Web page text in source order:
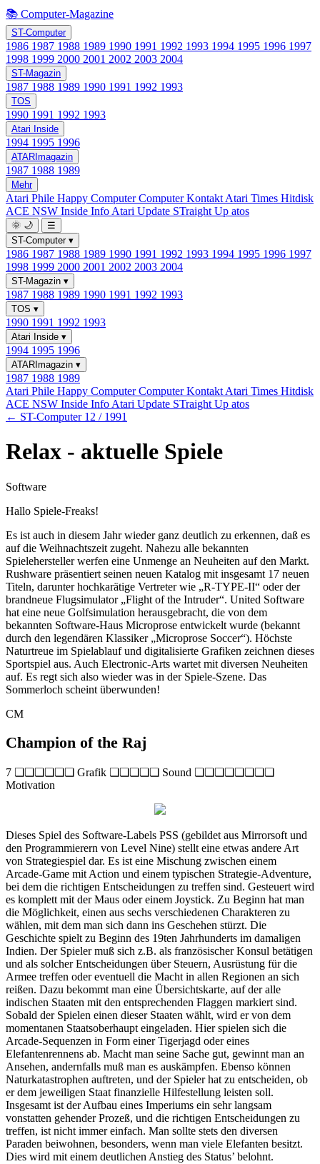
📚 Computer-Magazine
ST-Computer
1986 1987 1988 1989 1990 1991 1992 1993 1994 1995 1996 1997
1998 1999 2000 2001 2002 2003 2004
ST-Magazin
1987 1988 1989 1990 1991 1992 1993
TOS
1990 1991 1992 1993
Atari Inside
1994 1995 1996
ATARImagazin
1987 1988 1989
Mehr
Atari Phile Happy ComputerComputer Kontakt Atari Times Hitdisk
ACE NSW Inside Info Atari Update STraight Up atos
🌞 🌙
☰
ST-Computer ▾
1986 1987 1988 1989 1990 1991 1992 1993 1994 1995 1996 1997
1998 1999 2000 2001 2002 2003 2004
ST-Magazin ▾
1987 1988 1989 1990 1991 1992 1993
TOS ▾
1990 1991 1992 1993
Atari Inside ▾
1994 1995 1996
ATARImagazin ▾
1987 1988 1989
Atari Phile Happy ComputerComputer Kontakt Atari Times Hitdisk
ACE NSW Inside Info Atari Update STraight Up atos
← ST-Computer 12 / 1991
Relax - aktuelle Spiele
Software
Hallo Spiele-Freaks!
Es ist auch in diesem Jahr wieder ganz deutlich zu erkennen, daß es
auf die Weihnachtszeit zugeht. Nahezu alle bekannten
Spielehersteller werfen eine Unmenge an Neuheiten auf den Markt.
Rushware präsentiert seinen neuen Katalog mit insgesamt 17 neuen
Titeln, darunter hochkarätige Vertreter wie „R-TYPE-II“ oder der
brandneue Flugsimulator „Flight of the Intruder“. United Software
hat eine neue Golfsimulation herausgebracht, die von dem
bekannten Software-Haus Microprose entwickelt wurde (bekannt
durch den legendären Klassiker „Microprose Soccer“). Höchste
Naturtreue im Spielablauf und digitalisierte Grafiken zeichnen dieses
Sportspiel aus. Auch Electronic-Arts wartet mit diversen Neuheiten
auf. Es regt sich also wieder was in der Spiele-Szene. Das
Sommerloch scheint überwunden!
CM
Champion of the Raj
7 ❏❏❏❏❏❏ Grafik ❏❏❏❏❏ Sound ❏❏❏❏❏❏❏❏
Motivation
Dieses Spiel des Software-Labels PSS (gebildet aus Mirrorsoft und
den Programmierern von Level Nine) stellt eine etwas andere Art
von Strategiespiel dar. Es ist eine Mischung zwischen einem
Arcade-Game mit Action und einem typischen Strategie-Adventure,
bei dem die richtigen Entscheidungen zu treffen sind. Gesteuert wird
es komplett mit der Maus oder einem Joystick. Zu Beginn hat man
die Möglichkeit, einen aus sechs verschiedenen Charakteren zu
wählen, mit dem man sich dann ins Geschehen stürzt. Die
Geschichte spielt zu Beginn des 19ten Jahrhunderts im damaligen
Indien. Der Spieler muß sich z.B. als französischer Konsul betätigen
und als solcher Entscheidungen über Steuern, Ausrüstung für die
Armee treffen oder eventuell die Macht in allen Regionen an sich
reißen. Dazu bekommt man eine Übersichtskarte, auf der alle
indischen Staaten mit den entsprechenden Flaggen markiert sind.
Sobald der Spielen einen dieser Staaten wählt, wird er von dem
momentanen Staatsoberhaupt eingeladen. Hier spielen sich die
Arcade-Sequenzen in Form einer Tigerjagd oder eines
Elefantenrennens ab. Macht man seine Sache gut, gewinnt man an
Ansehen, andernfalls muß man es auskämpfen. Ebenso können
Naturkatastrophen auftreten, und der Spieler hat zu entscheiden, ob
er dem jeweiligen Staat finanzielle Hilfestellung leisten soll.
Insgesamt ist der Aufbau eines Imperiums ein sehr langsam
vonstatten gehender Prozeß, und die richtigen Entscheidungen zu
treffen, ist nicht immer einfach. Man sollte stets den diversen
Paraden beiwohnen, besonders, wenn man viele Elefanten besitzt.
Dies wird mit einem deutlichen Anstieg des Status’ belohnt.